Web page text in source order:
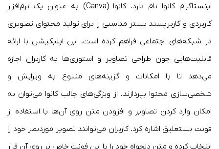
اینستاگرام کانوا نام دارد. کانوا (Canva) به عنوان یک نرم‌افزار
کاربردی و کاربرپسند بستر مناسبی را برای تولید محتوای تصویری
در شبکه‌های اجتماعی فراهم کرده است. این اپلیکیشن با ارائه
قابلیت‌هایی چون طراحی تصاویر و استوری‌ها به کاربران اجازه
می‌دهد تا با امکانات و گزینه‌های متنوع به ویرایش و
شخصی‌سازی محتوا بپردازند. از ویژگی‌های جالب کانوا می‌توان به
امکان وارد کردن تصاویر و افزودن متن روی آن‌ها با استفاده از
فونت نستعلیق اشاره کرد. کاربران می‌توانند تصویر موردنظر خود را
انتخاب کرده و متن دلخواه خود را با این فونت خاص بر روی آن قرار